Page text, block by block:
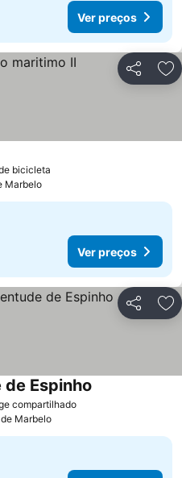
Ver preços
Partilhar
bicicleta
Marbelo
Ver preços
Partilhar
compartilhado
Espinho
Marbelo